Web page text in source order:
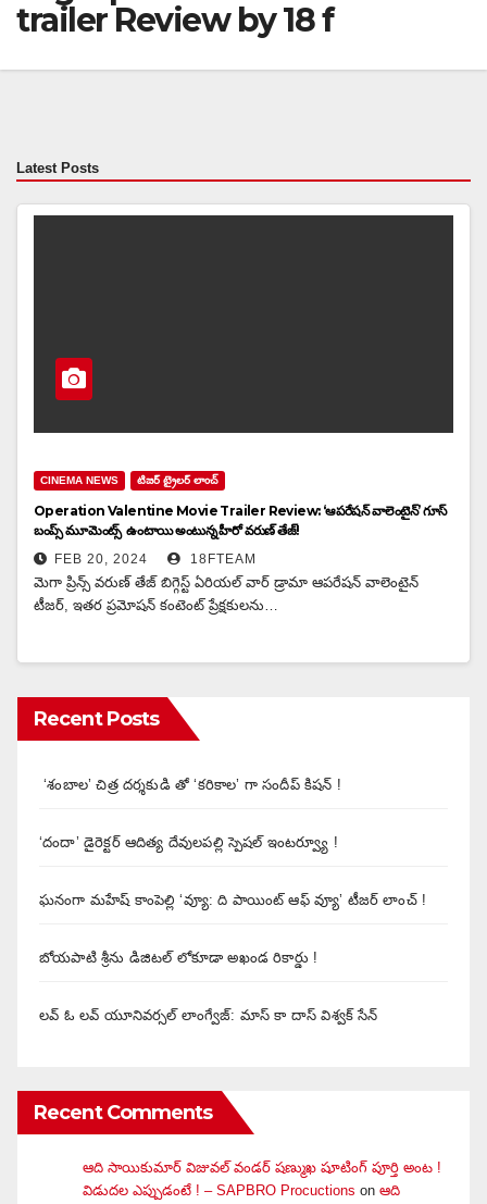
trailer Review by 18 f
Latest Posts
CINEMA NEWS టిజర్ ట్రైలర్ లాంచ్
Operation Valentine Movie Trailer Review: ‘ఆపరేషన్ వాలెంటైన్’ గూస్
బంప్స్ మూమెంట్స్ ఉంటాయి అంటున్న హీరో వరుణ్ తేజ్!
FEB 20, 2024 18FTEAM
మెగా ప్రిన్స్ వరుణ్ తేజ్ బిగ్గెస్ట్ ఏరియల్ వార్ డ్రామా ఆపరేషన్ వాలెంటైన్
టీజర్, ఇతర ప్రమోషన్ కంటెంట్ ప్రేక్షకులను…
Recent Posts
‘శంబాల’ చిత్ర దర్శకుడి తో ‘కరికాల’ గా సందీప్ కిషన్ !
‘దందా’ డైరెక్ట‌ర్ ఆదిత్య దేవులపల్లి స్పెషల్ ఇంటర్వ్యూ !
ఘనంగా మహేష్ కాంపెల్లి ‘వ్యూ: ది పాయింట్ ఆఫ్ వ్యూ’ టీజర్ లాంచ్ !
బోయపాటి శ్రీను డిజిటల్‌ లోకూడా అఖండ రికార్డు !
లవ్ ఓ లవ్ యూనివర్సల్ లాంగ్వేజ్‌: మాస్ కా దాస్ విశ్వక్ సేన్
Recent Comments
ఆది సాయికుమార్ విజువ‌ల్ వండ‌ర్ ష‌ణ్ముఖ షూటింగ్ పూర్తి అంట !
విడుదల ఎప్పుడంటే ! – SAPBRO Procuctions on ఆది